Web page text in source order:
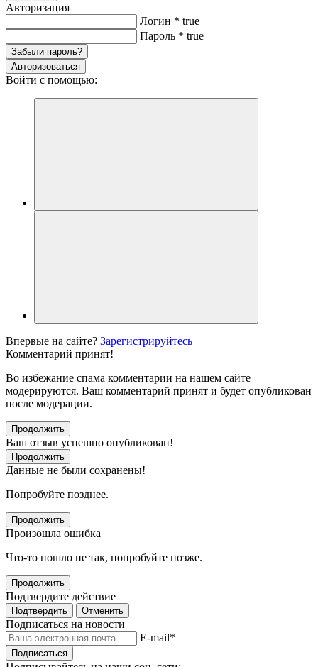
Авторизация
Логин * true
Пароль * true
Забыли пароль?
Авторизоваться
Войти с помощью:
Впервые на сайте? Зарегистрируйтесь
Комментарий принят!
Во избежание спама комментарии на нашем сайте
модерируются. Ваш комментарий принят и будет опубликован
после модерации.
Продолжить
Ваш отзыв успешно опубликован!
Продолжить
Данные не были сохранены!
Попробуйте позднее.
Продолжить
Произошла ошибка
Что-то пошло не так, попробуйте позже.
Продолжить
Подтвердите действие
Подтвердить Отменить
Подписаться на новости
E-mail*
Подписаться